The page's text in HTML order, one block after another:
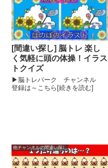
[間違い探し] 脳トレ 楽し
く気軽に頭の体操！イラス
トクイズ
▶脳トレパーク チャンネル
登録は～こちら[続きを読む]
他チャンネルの間違い探し